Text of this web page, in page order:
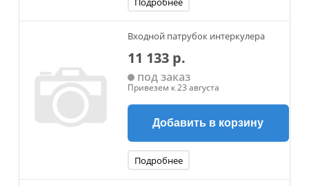
Входной патрубок интеркулера
11 133 р.
под заказ
Привезем к 23 августа
Добавить в корзину
Подробнее